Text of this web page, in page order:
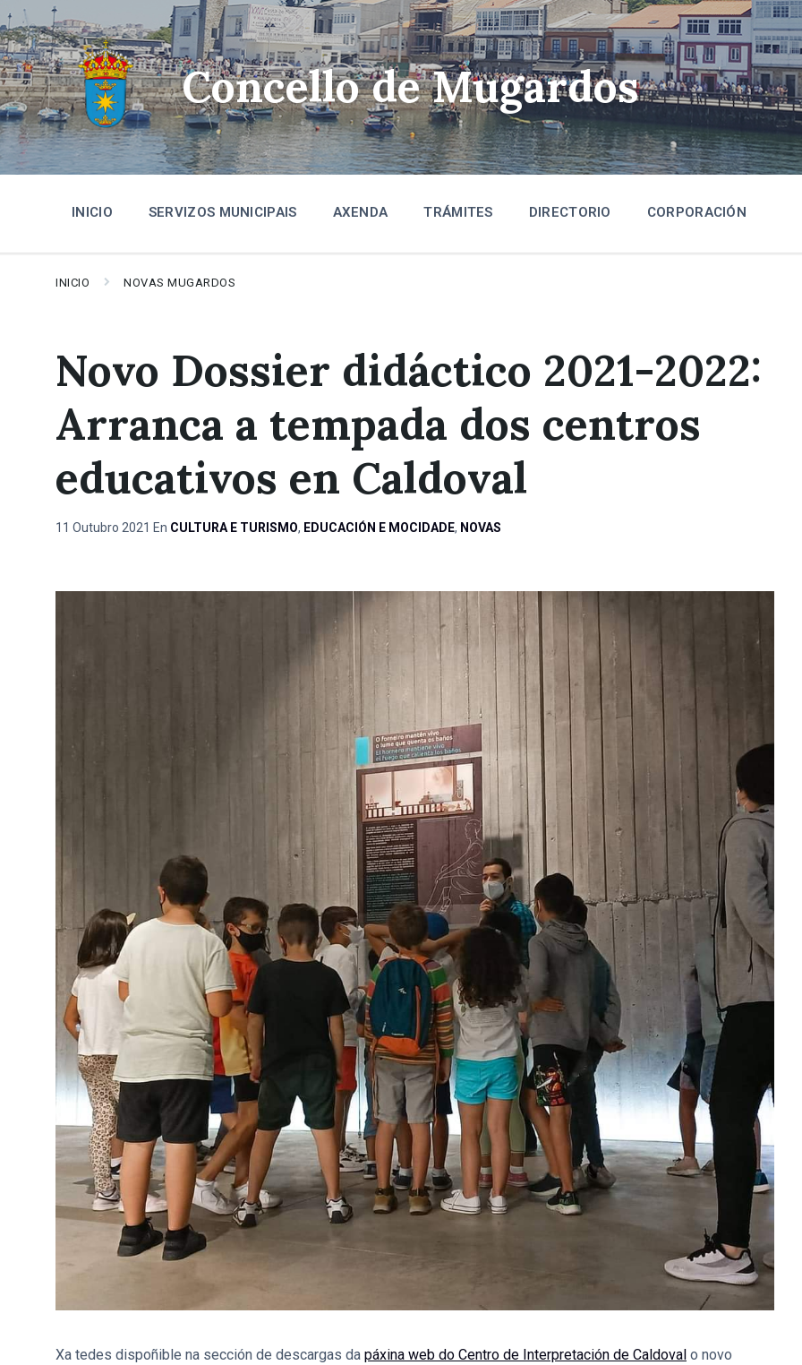
Skip
to
content
Skip
to
main
navigation
Skip
to
footer
Concello de Mugardos
INICIO SERVIZOS MUNICIPAIS AXENDA TRÁMITES DIRECTORIO CORPORACIÓN
INICIO NOVAS MUGARDOS
Novo Dossier didáctico 2021-2022:
Arranca a tempada dos centros
educativos en Caldoval
11 Outubro 2021 En CULTURA E TURISMO, EDUCACIÓN E MOCIDADE, NOVAS
Xa tedes dispoñible na sección de descargas da páxina web do Centro de Interpretación de Caldoval o novo